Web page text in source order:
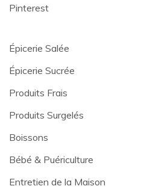
Pinterest
Épicerie Salée
Épicerie Sucrée
Produits Frais
Produits Surgelés
Boissons
Bébé & Puériculture
Entretien de la Maison